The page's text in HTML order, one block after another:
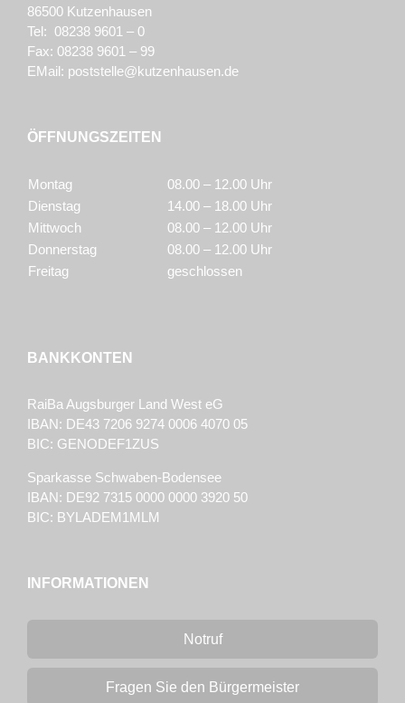
86500 Kutzenhausen
Tel: 08238 9601 – 0
Fax: 08238 9601 – 99
EMail: poststelle@kutzenhausen.de
ÖFFNUNGSZEITEN
Montag
08.00 – 12.00 Uhr
Dienstag
14.00 – 18.00 Uhr
Mittwoch
08.00 – 12.00 Uhr
Donnerstag
08.00 – 12.00 Uhr
Freitag
geschlossen
BANKKONTEN
RaiBa Augsburger Land West eG
IBAN: DE43 7206 9274 0006 4070 05
BIC: GENODEF1ZUS
Sparkasse Schwaben-Bodensee
IBAN: DE92 7315 0000 0000 3920 50
BIC: BYLADEM1MLM
INFORMATIONEN
Notruf
Fragen Sie den Bürgermeister